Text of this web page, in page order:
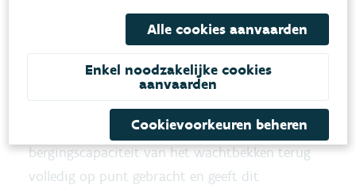
aan te pakken in en rond de Zuunbeek. Zo
werden er 3 automatische gestuurde
gecontroleerde overstromingsgebieden gegraven
met een totale bergingscapaciteit van 342.000m³.
In twee wachtbekkens die dateren van de jaren
’70 wordt nu het slib geruimd. Hierdoor wordt de
bergingscapaciteit van het wachtbekken terug
volledig op punt gebracht en geeft dit
Alle cookies aanvaarden
Enkel noodzakelijke cookies
aanvaarden
Cookievoorkeuren beheren